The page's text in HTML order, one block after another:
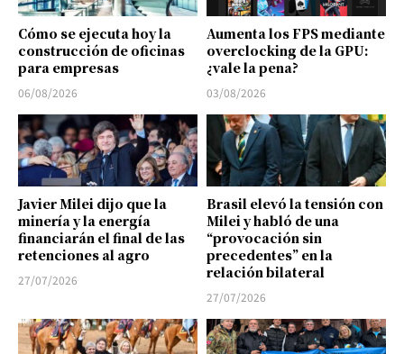
Cómo se ejecuta hoy la
construcción de oficinas
para empresas
06/08/2026
Aumenta los FPS mediante
overclocking de la GPU:
¿vale la pena?
03/08/2026
Javier Milei dijo que la
minería y la energía
financiarán el final de las
retenciones al agro
27/07/2026
Brasil elevó la tensión con
Milei y habló de una
“provocación sin
precedentes” en la
relación bilateral
27/07/2026